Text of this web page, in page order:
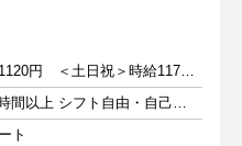
＜平 日＞時給1120円 ＜土日祝＞時給1170円
週2日以上 1日3時間以上 シフト自由・自己申告
ト